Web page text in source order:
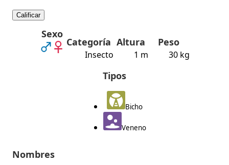
Sexo
Categoría
Insecto
Altura
1 m
Peso
30 kg
Tipos
Bicho
Veneno
Nombres
Calificar